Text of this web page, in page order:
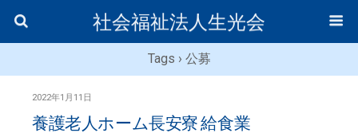
社会福祉法人生光会
Tags › 公募
2022年1月11日
養護老人ホーム長安寮 給食業